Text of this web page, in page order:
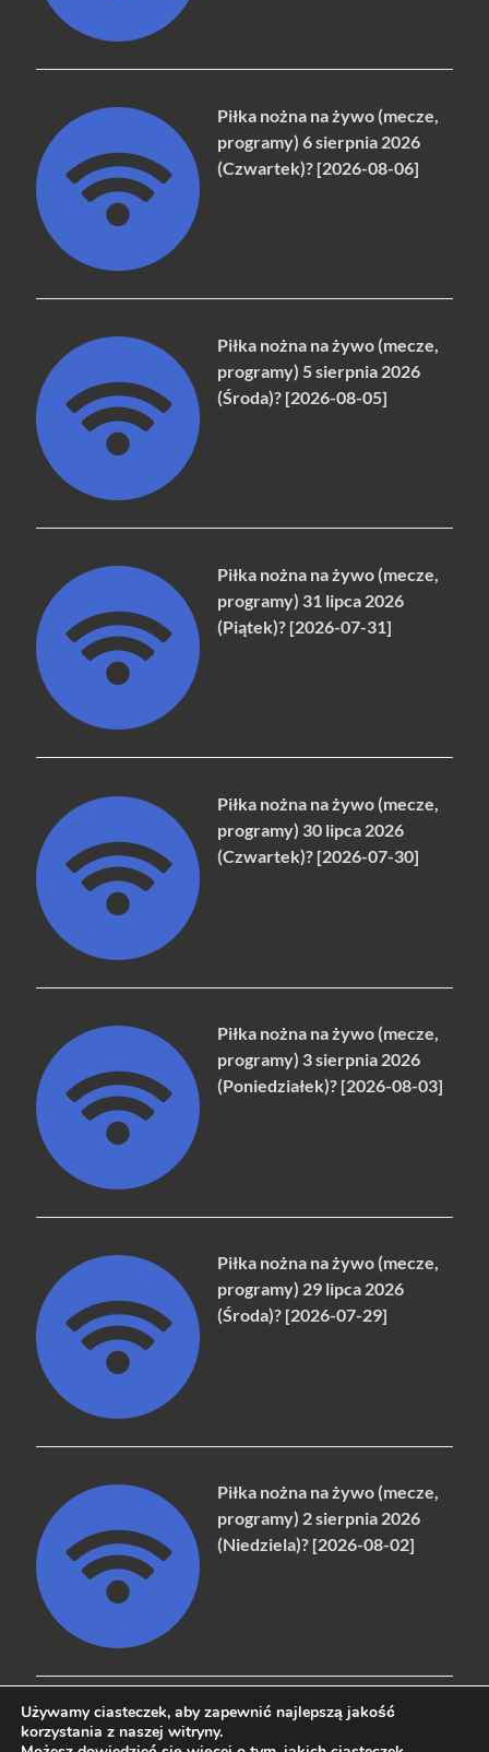
Piłka nożna na żywo (mecze,
programy) 6 sierpnia 2026
(Czwartek)? [2026-08-06]
Piłka nożna na żywo (mecze,
programy) 5 sierpnia 2026
(Środa)? [2026-08-05]
Piłka nożna na żywo (mecze,
programy) 31 lipca 2026
(Piątek)? [2026-07-31]
Piłka nożna na żywo (mecze,
programy) 30 lipca 2026
(Czwartek)? [2026-07-30]
Piłka nożna na żywo (mecze,
programy) 3 sierpnia 2026
(Poniedziałek)? [2026-08-03]
Piłka nożna na żywo (mecze,
programy) 29 lipca 2026
(Środa)? [2026-07-29]
Piłka nożna na żywo (mecze,
programy) 2 sierpnia 2026
(Niedziela)? [2026-08-02]
Używamy ciasteczek, aby zapewnić najlepszą jakość
korzystania z naszej witryny.